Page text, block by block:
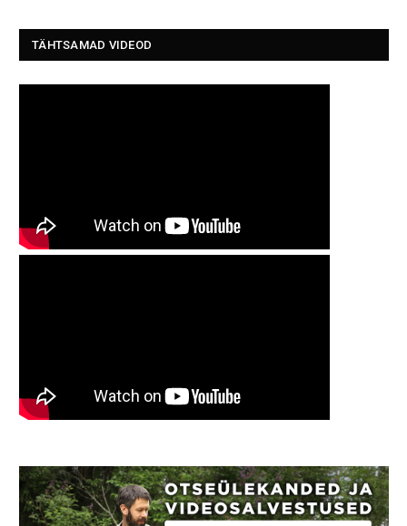
TÄHTSAMAD VIDEOD